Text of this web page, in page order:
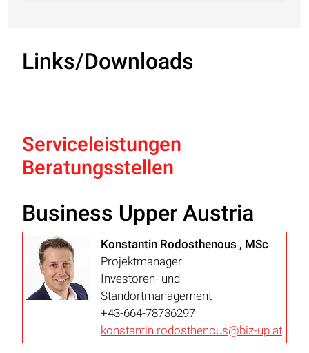
Links/Downloads
Serviceleistungen
Beratungsstellen
Business Upper Austria
Konstantin Rodosthenous , MSc
Projektmanager
Investoren- und
Standortmanagement
+43-664-78736297
konstantin.rodosthenous@biz-up.at